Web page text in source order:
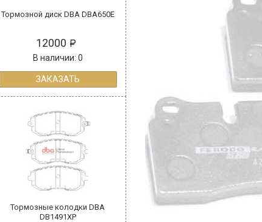
Тормозной диск DBA DBA650E
12000
В наличии: 0
ЗАКАЗАТЬ
Тормозные колодки DBA
DB1491XP